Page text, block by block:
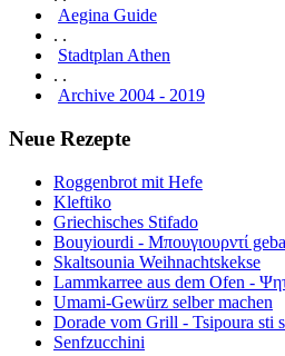
Aegina Guide
. .
Stadtplan Athen
. .
Archive 2004 - 2019
Neue Rezepte
Roggenbrot mit Hefe
Kleftiko
Griechisches Stifado
Bouyiourdi - Μπουγιουρντί
Skaltsounia Weihnachtskekse
Lammkarree aus dem Ofen -
Umami-Gewürz selber machen
Dorade vom Grill - Tsipoura sti
Senfzucchini